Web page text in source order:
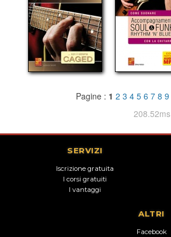
Pagine : 1 2 3 4 5 6 7 8 9
208.52ms
SERVIZI
Iscrizione gratuita
I corsi gratuiti
I vantaggi
ALTRI
Facebook